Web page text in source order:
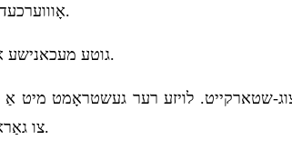
אָוווערכעד ארויפלייגן צו רעדוצירן קאָסטן.
גוטע מעכאנישע און טעמפּעראַטור פאָרשטעלונג.
שטארקייט. לויזע רער געשטראָמט מיט
צו גאַראַנטירן קריטישן שוץ פֿון פֿאַזער.